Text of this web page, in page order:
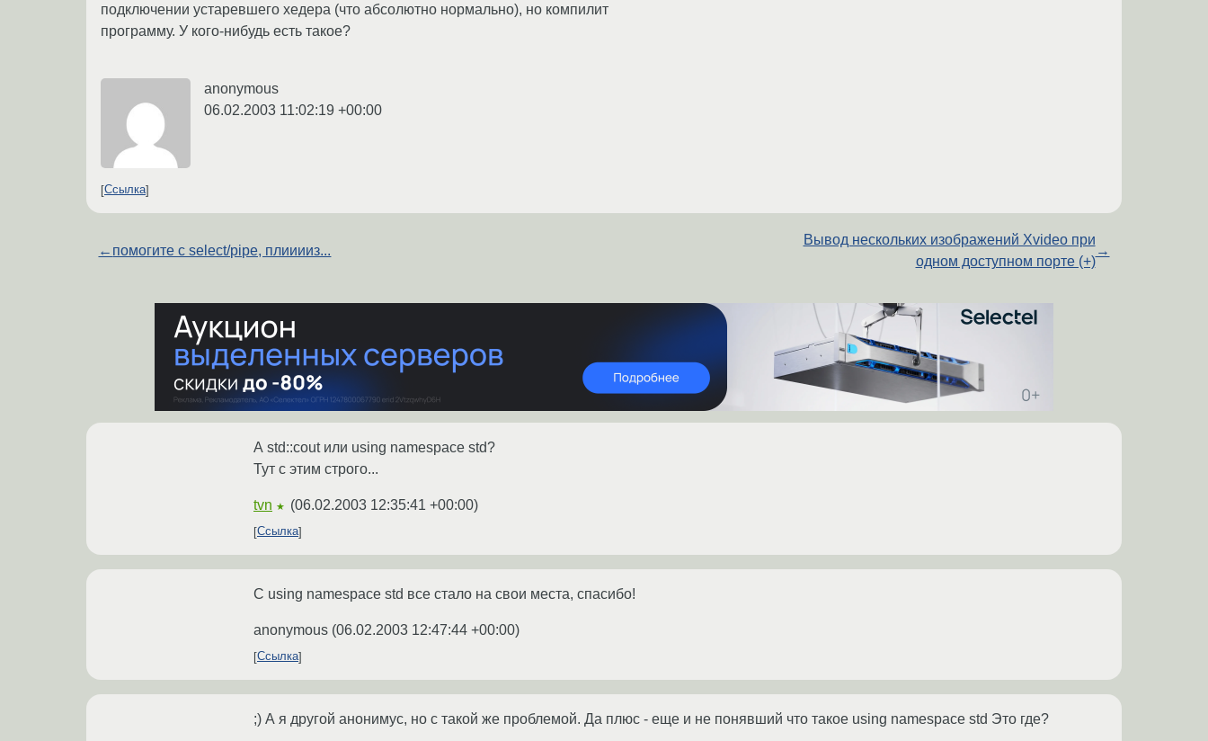
подключении устаревшего хедера (что абсолютно нормально), но компилит
программу. У кого-нибудь есть такое?
anonymous
06.02.2003 11:02:19 +00:00
Ссылка
← помогите с select/pipe, плииииз...
Вывод нескольких изображений Xvideo при
одном доступном порте (+)
→
А std::cout или using namespace std?
Тут с этим строго...
tvn ★ (06.02.2003 12:35:41 +00:00)
Ссылка
С using namespace std все стало на свои места, спасибо!
anonymous (06.02.2003 12:47:44 +00:00)
Ссылка
;) А я другой анонимус, но с такой же проблемой. Да плюс - еще и не понявший что такое using namespace std Это где?